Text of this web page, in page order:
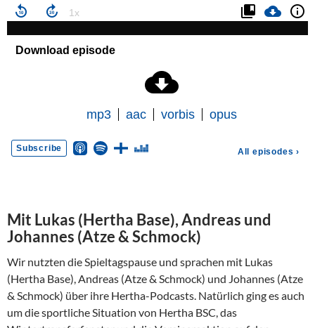
Mit Lukas (Hertha Base), Andreas und
Johannes (Atze & Schmock)
Wir nutzten die Spieltagspause und sprachen mit Lukas
(Hertha Base), Andreas (Atze & Schmock) und Johannes (Atze
& Schmock) über ihre Hertha-Podcasts. Natürlich ging es auch
um die sportliche Situation von Hertha BSC, das